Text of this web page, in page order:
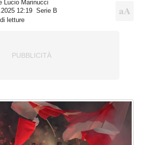
Lucio Marinucci
12:19
Serie B
letture